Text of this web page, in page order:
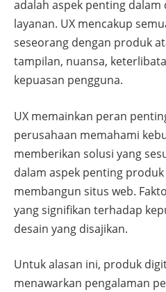
adalah aspek penting
layanan. UX mencakup
seseorang dengan produk
tampilan, nuansa,
kepuasan pengguna.
UX memainkan peran
perusahaan memahami
memberikan solusi yang
dalam aspek penting
membangun situs web.
yang signifikan terhadap
desain yang disajikan.
Untuk alasan ini, produk
menawarkan pengalaman